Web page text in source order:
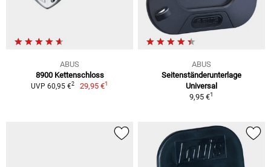
ABUS
8900 Kettenschloss
UVP 60,95 €2 29,95 €1
ABUS
Seitenständerunterlage
Universal
9,95 €1